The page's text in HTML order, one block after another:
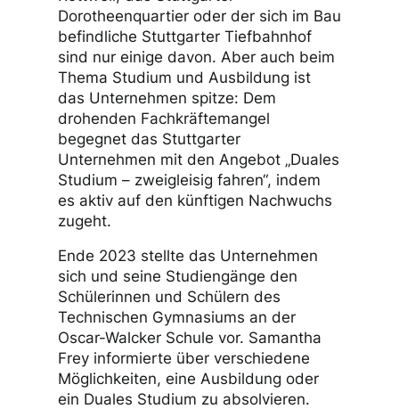
Dorotheenquartier oder der sich im Bau
befindliche Stuttgarter Tiefbahnhof
sind nur einige davon. Aber auch beim
Thema Studium und Ausbildung ist
das Unternehmen spitze: Dem
drohenden Fachkräftemangel
begegnet das Stuttgarter
Unternehmen mit den Angebot „Duales
Studium – zweigleisig fahren“, indem
es aktiv auf den künftigen Nachwuchs
zugeht.
Ende 2023 stellte das Unternehmen
sich und seine Studiengänge den
Schülerinnen und Schülern des
Technischen Gymnasiums an der
Oscar-Walcker Schule vor. Samantha
Frey informierte über verschiedene
Möglichkeiten, eine Ausbildung oder
ein Duales Studium zu absolvieren.